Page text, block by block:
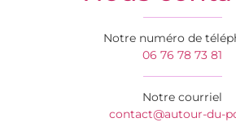
Notre numéro de
06 76 78 73 81
Notre courriel
contact@autour-du-